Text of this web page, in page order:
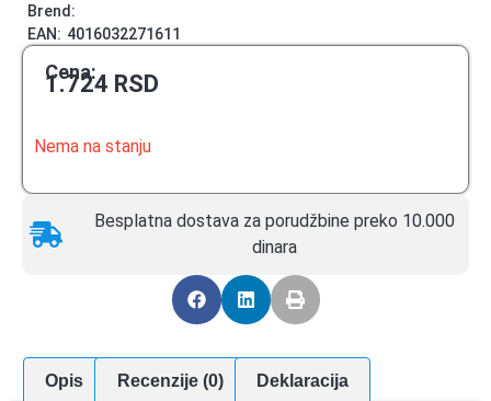
Brend:
EAN: 4016032271611
Cena:
1.724 RSD
Nema na stanju
Besplatna dostava za porudžbine preko 10.000
dinara
Opis Recenzije (0) Deklaracija